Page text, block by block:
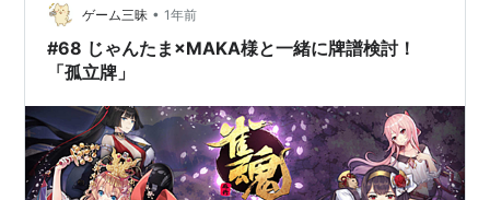
目を凝らして海の方を見るとそこに15体のモアイがいる
よ！ アフ・トンガリキです。 後ろ姿もどうぞ！ ここの
倒れていたモアイを…
ゲーム三昧 • 1年前
#68 じゃんたま×MAKA様と一緒に牌譜検討！
「孤立牌」